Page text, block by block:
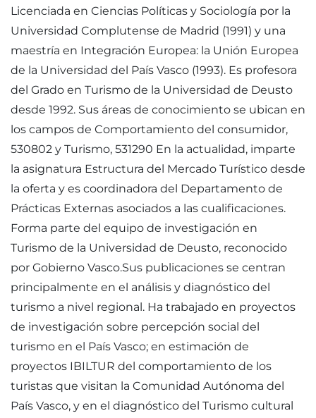
Licenciada en Ciencias Políticas y Sociología por la
Universidad Complutense de Madrid (1991) y una
maestría en Integración Europea: la Unión Europea
de la Universidad del País Vasco (1993). Es profesora
del Grado en Turismo de la Universidad de Deusto
desde 1992. Sus áreas de conocimiento se ubican en
los campos de Comportamiento del consumidor,
530802 y Turismo, 531290 En la actualidad, imparte
la asignatura Estructura del Mercado Turístico desde
la oferta y es coordinadora del Departamento de
Prácticas Externas asociados a las cualificaciones.
Forma parte del equipo de investigación en
Turismo de la Universidad de Deusto, reconocido
por Gobierno Vasco.Sus publicaciones se centran
principalmente en el análisis y diagnóstico del
turismo a nivel regional. Ha trabajado en proyectos
de investigación sobre percepción social del
turismo en el País Vasco; en estimación de
proyectos IBILTUR del comportamiento de los
turistas que visitan la Comunidad Autónoma del
País Vasco, y en el diagnóstico del Turismo cultural